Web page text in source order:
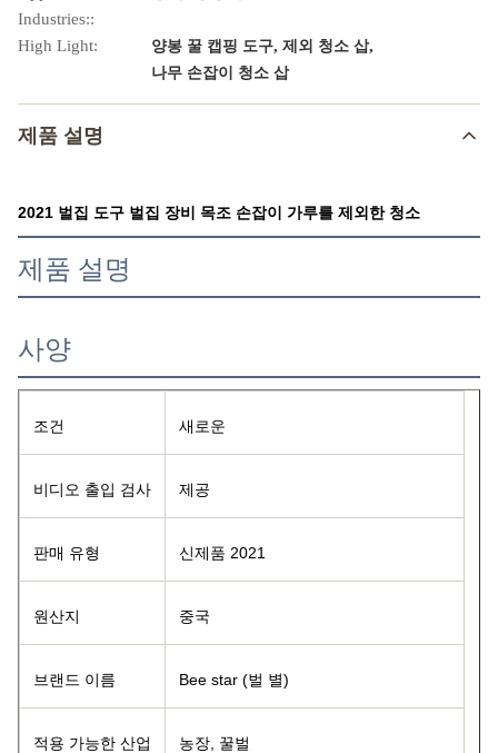
Industries::
High Light: 양봉 꿀 캡핑 도구, 제외 청소 삽,
나무 손잡이 청소 삽
제품 설명
2021 벌집 도구 벌집 장비 목조 손잡이 가루를 제외한 청소
제품 설명
사양
조건 새로운
비디오 출입 검사 제공
판매 유형 신제품 2021
원산지 중국
브랜드 이름 Bee star (벌 별)
적용 가능한 산업 농장, 꿀벌